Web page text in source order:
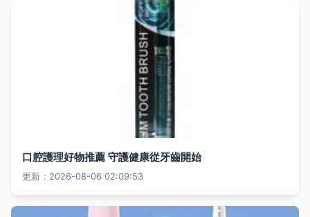
口腔護理好物推薦 守護健康從牙齒開始
更新：2026-08-06 02:09:53